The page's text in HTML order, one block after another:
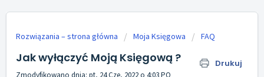
Rozwiązania – strona główna Moja Księgowa FAQ
Jak wyłączyć Moją Księgową ? Drukuj
Zmodyfikowano dnia: pt, 24 Cze, 2022 o 4:03 PO